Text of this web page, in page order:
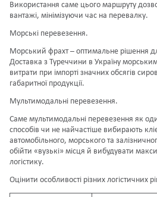
Використання саме цього маршруту
вантажі, мінімізуючи час на перевалку.
Морські перевезення.
Морський фрахт – оптимальне рішення
Доставка з Туреччини в Україну
витрати при імпорті значних обсягів
габаритної продукції.
Мультимодальні перевезення.
Саме мультимодальні перевезення як
способів чи не найчастіше вибирають
автомобільного, морського та
обійти «вузькі» місця й вибудувати
логістику.
Оцінити особливості різних